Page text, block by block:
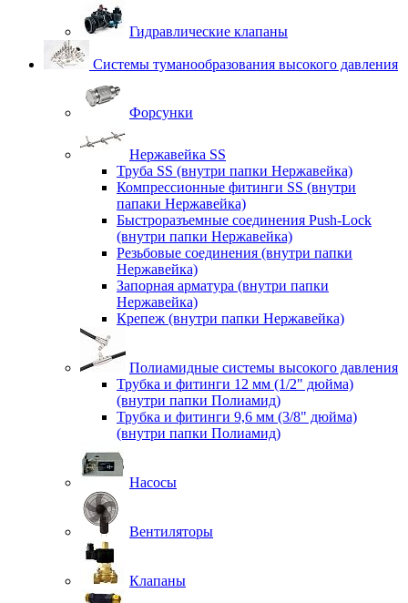
Гидравлические клапаны
Системы туманообразования высокого давления
Форсунки
Нержавейка SS
Труба SS (внутри папки Нержавейка)
Компрессионные фитинги SS (внутри
папаки Нержавейка)
Быстроразъемные соединения Push-Lock
(внутри папки Нержавейка)
Резьбовые соединения (внутри папки
Нержавейка)
Запорная арматура (внутри папки
Нержавейка)
Крепеж (внутри папки Нержавейка)
Полиамидные системы высокого давления
Трубка и фитинги 12 мм (1/2" дюйма)
(внутри папки Полиамид)
Трубка и фитинги 9,6 мм (3/8" дюйма)
(внутри папки Полиамид)
Насосы
Вентиляторы
Клапаны